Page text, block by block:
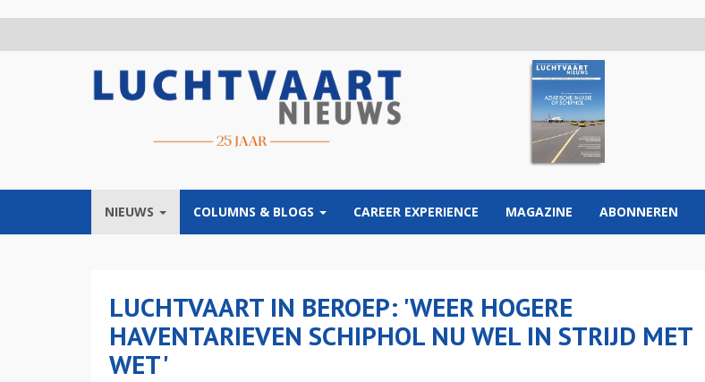
NIEUWS COLUMNS & BLOGS CAREER EXPERIENCE MAGAZINE ABONNEREN
LUCHTVAART IN BEROEP: 'WEER HOGERE
HAVENTARIEVEN SCHIPHOL NU WEL IN STRIJD MET
WET'